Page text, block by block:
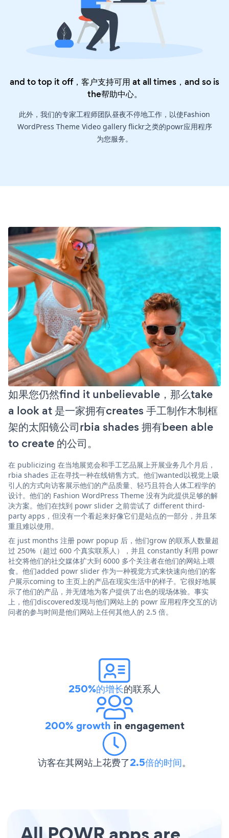
and to top it off，客户支持可用 at all times，and so is
the帮助中心。
此外，我们的专家工程师团队昼夜不停地工作，以使Fashion
WordPress Theme Video gallery flickr之类的powr应用程序
为您服务。
如果您仍然find it unbelievable，那么take
a look at 是一家拥有creates 手工制作木制框
架的太阳镜公司rbia shades 拥有been able
to create 的公司。
在 publicizing 在当地展览会和手工艺品展上开展业务几个月后，
rbia shades 正在寻找一种在线销售方式。他们wanted以视觉上吸
引人的方式向访客展示他们的产品质量、轻巧且符合人体工程学的
设计。他们的 Fashion WordPress Theme 没有为此提供足够的解
决方案。他们在找到 powr slider 之前尝试了 different third-
party apps，但没有一个看起来好像它们是站点的一部分，并且笨
重且难以使用。
在 just months 注册 powr popup 后，他们grow 的联系人数量超
过 250%（超过 600 个真实联系人），并且 constantly 利用 powr
社交将他们的社交媒体扩大到 6000 多个关注者在他们的网站上喂
食。他们added powr slider 作为一种视觉方式来快速向他们的客
户展示coming to 主页上的产品在现实生活中的样子。它很好地展
示了他们的产品，并无缝地为客户提供了出色的现场体验。事实
上，他们discovered发现与他们网站上的 powr 应用程序交互的访
问者的参与时间是他们网站上任何其他人的 2.5 倍。
250%的增长的联系人
200% growth in engagement
访客在其网站上花费了2.5倍的时间。